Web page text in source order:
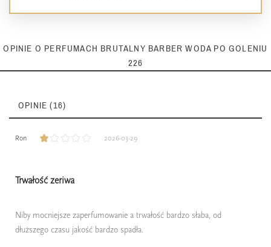
OPINIE O PERFUMACH BRUTALNY BARBER WODA PO GOLENIU
226
OPINIE (16)
Ron 2026-03-29
Trwałość zeriwa
Niby mocniejsze zaperfumowanie a trwałość bardzo słaba, od
dłuższego czasu jakość bardzo spadła.